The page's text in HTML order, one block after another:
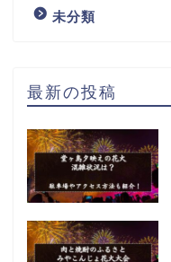
未分類
最新の投稿